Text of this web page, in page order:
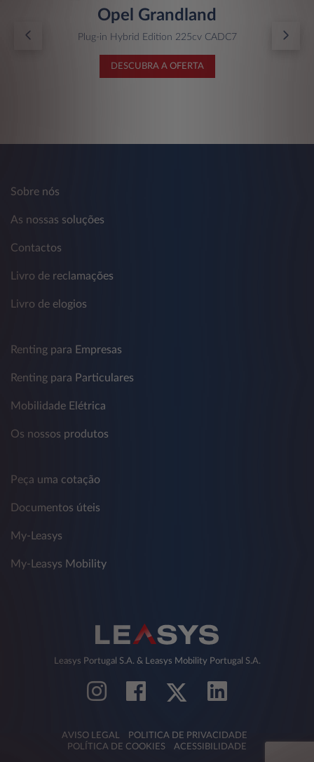
Opel Grandland
Plug-in Hybrid Edition 225cv CADC7
DESCUBRA A OFERTA
Sobre nós
As nossas soluções
Contactos
Livro de reclamações
Livro de elogios
Renting para Empresas
Renting para Particulares
Mobilidade Elétrica
Os nossos produtos
Peça uma cotação
Documentos úteis
My-Leasys
My-Leasys Mobility
Leasys Portugal S.A. & Leasys Mobility Portugal S.A.
AVISO LEGAL
POLITICA DE PRIVACIDADE
POLÍTICA DE COOKIES
ACESSIBILIDADE